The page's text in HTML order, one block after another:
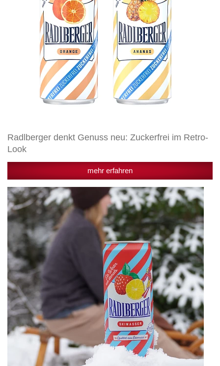
Radlberger denkt Genuss neu: Zuckerfrei im Retro-
Look
mehr erfahren
Egger
Getränke
bringt
den
Geschmack
der
Kindheit
zurück:
Radlberger
Skiwasser